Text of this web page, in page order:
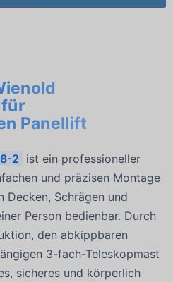
Panellift
2 ist ein professioneller
und präzisen Montage
Schrägen und
Person bedienbar. Durch
den abkippbaren
3-fach-Teleskopmast
sicheres und körperlich